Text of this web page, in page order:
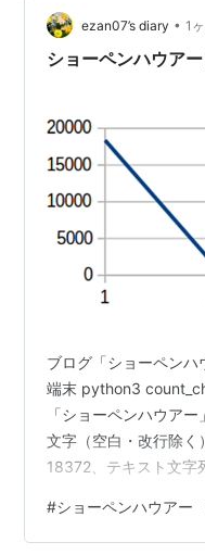
ezan07’s diary • 1
ショーペンハウアー
ブログ「ショーペンハ
端末 python3
「ショーペンハウア
文字（空白・改行除
18372、テキスト文字
キスト文字列、ご提示
学者ショーペンハウ
#ショーペンハウアー